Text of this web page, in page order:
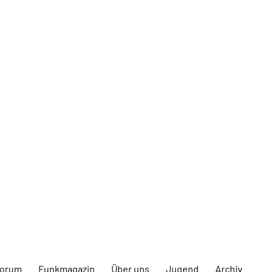
Funkmagazin Über uns Jugend Archiv